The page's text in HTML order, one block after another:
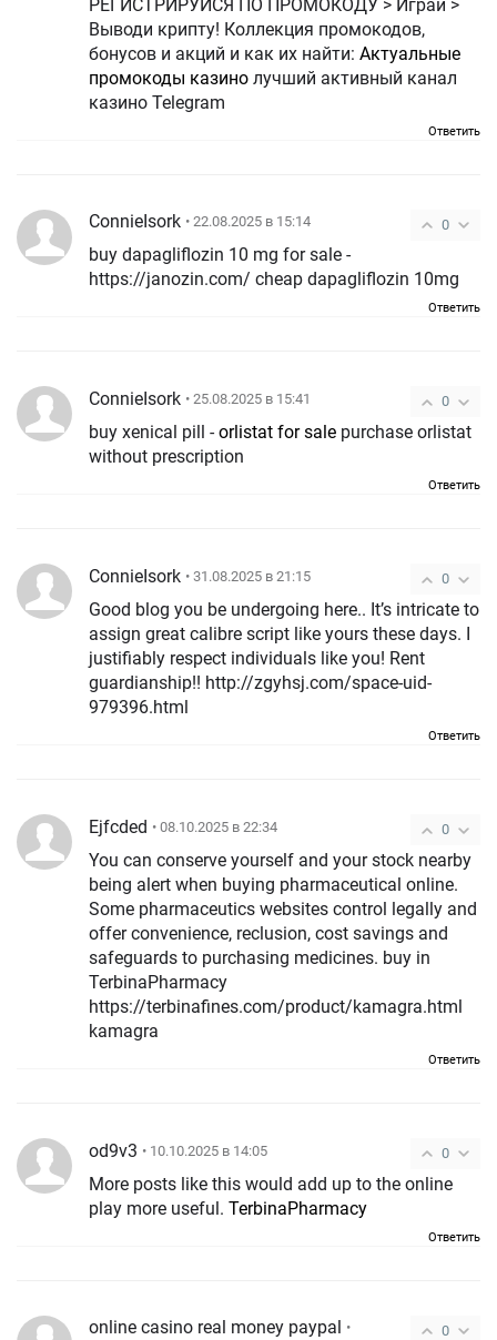
РЕГИСТРИРУЙСЯ ПО ПРОМОКОДУ > Играй >
Выводи крипту! Коллекция промокодов,
бонусов и акций и как их найти: Актуальные
промокоды казино
казино Telegram
Ответить
0
ConnieIsork • 22.08.2025 в 15:14
buy dapagliflozin 10 mg for sale -
https://janozin.com/ cheap dapagliflozin 10mg
Ответить
0
ConnieIsork • 25.08.2025 в 15:41
buy xenical pill -orlistat for sale purchase orlistat
without prescription
Ответить
0
ConnieIsork • 31.08.2025 в 21:15
Good blog you be undergoing here.. It’s intricate to
assign great calibre script like yours these days. I
justifiably respect individuals like you! Rent
guardianship!! http://zgyhsj.com/space-uid-
979396.html
Ответить
0
Ejfcded • 08.10.2025 в 22:34
You can conserve yourself and your stock nearby
being alert when buying pharmaceutical online.
Some pharmaceutics websites control legally and
offer convenience, reclusion, cost savings and
safeguards to purchasing medicines. buy in
TerbinaPharmacy
https://terbinafines.com/product/kamagra.html
kamagra
Ответить
0
od9v3 • 10.10.2025 в 14:05
More posts like this would add up to the online
play more useful. TerbinaPharmacy
Ответить
0
online casino real money paypal
•